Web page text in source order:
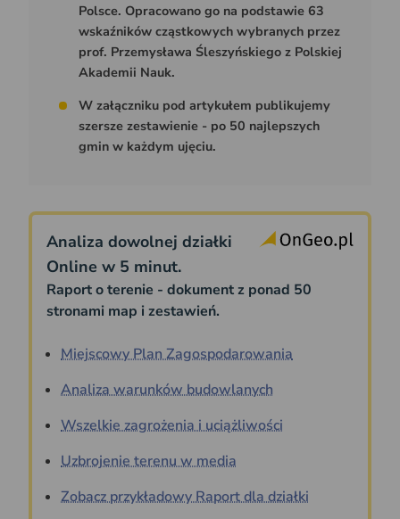
Polsce. Opracowano go na podstawie 63
wskaźników cząstkowych wybranych przez
prof. Przemysława Śleszyńskiego z Polskiej
Akademii Nauk.
W załączniku pod artykułem publikujemy
szersze zestawienie - po 50 najlepszych
gmin w każdym ujęciu.
Analiza dowolnej działki
Online w 5 minut.
Raport o terenie - dokument z ponad 50
stronami map i zestawień.
Miejscowy Plan Zagospodarowania
Analiza warunków budowlanych
Wszelkie zagrożenia i uciążliwości
Uzbrojenie terenu w media
Zobacz przykładowy Raport dla działki